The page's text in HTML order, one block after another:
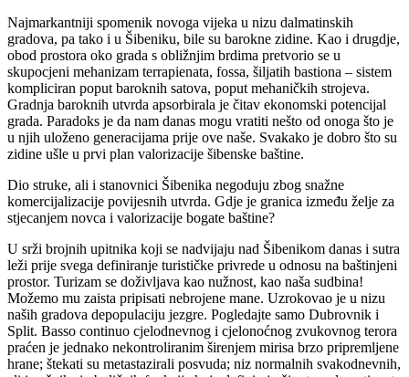
Najmarkantniji spomenik novoga vijeka u nizu dalmatinskih
gradova, pa tako i u Šibeniku, bile su barokne zidine. Kao i drugdje,
obod prostora oko grada s obližnjim brdima pretvorio se u
skupocjeni mehanizam terrapienata, fossa, šiljatih bastiona – sistem
kompliciran poput baroknih satova, poput mehaničkih strojeva.
Gradnja baroknih utvrda apsorbirala je čitav ekonomski potencijal
grada. Paradoks je da nam danas mogu vratiti nešto od onoga što je
u njih uloženo generacijama prije ove naše. Svakako je dobro što su
zidine ušle u prvi plan valorizacije šibenske baštine.
Dio struke, ali i stanovnici Šibenika negoduju zbog snažne
komercijalizacije povijesnih utvrda. Gdje je granica između želje za
stjecanjem novca i valorizacije bogate baštine?
U srži brojnih upitnika koji se nadvijaju nad Šibenikom danas i sutra
leži prije svega definiranje turističke privrede u odnosu na baštinjeni
prostor. Turizam se doživljava kao nužnost, kao naša sudbina!
Možemo mu zaista pripisati nebrojene mane. Uzrokovao je u nizu
naših gradova depopulaciju jezgre. Pogledajte samo Dubrovnik i
Split. Basso continuo cjelodnevnog i cjelonoćnog zvukovnog terora
praćen je jednako nekontroliranim širenjem mirisa brzo pripremljene
hrane; štekati su metastazirali posvuda; niz normalnih svakodnevnih,